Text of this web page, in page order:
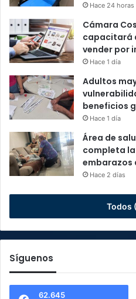
Hace 24 horas
Cámara
capacitará
vender por
Hace 1 día
Adultos
beneficios
Hace 1 día
Área de
completa
embarazos
Hace 2 días
Todos
Síguenos
62.645